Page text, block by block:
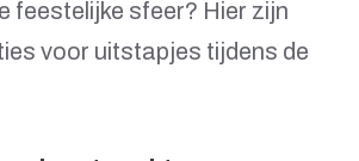
feestelijke sfeer? Hier zijn
voor uitstapjes tijdens de